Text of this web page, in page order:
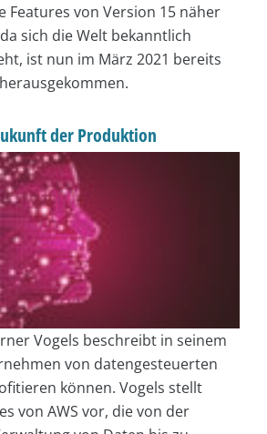
Features von Version 15 näher
sich die Welt bekanntlich
ist nun im März 2021 bereits
der Produktion
Vogels beschreibt in seinem
von datengesteuerten
können. Vogels stellt
von AWS vor, die von der